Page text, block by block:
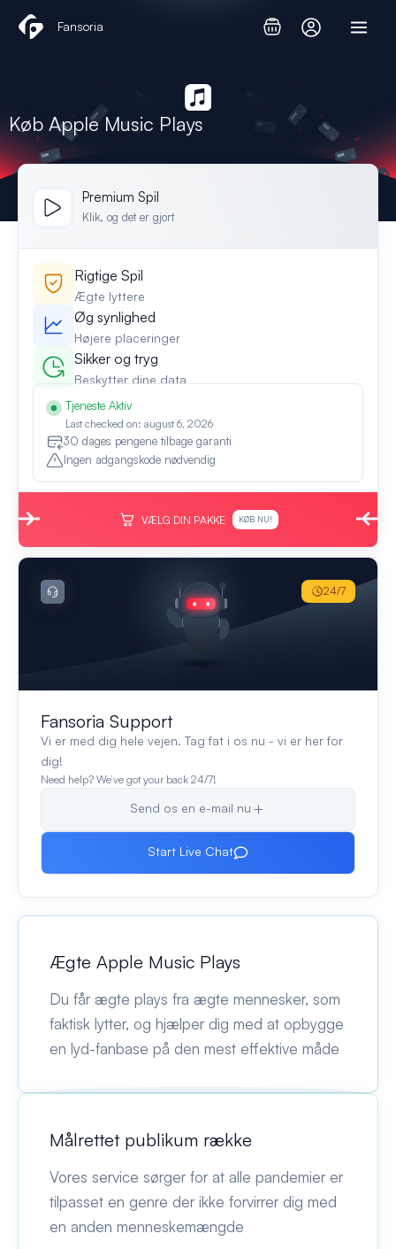
Fansoria
Køb Apple Music Plays
Premium Spil
Klik, og det er gjort
Rigtige Spil
Ægte lyttere
Øg synlighed
Højere placeringer
Sikker og tryg
Beskytter dine data
Tjeneste Aktiv
Last checked on: august 6, 2026
30 dages pengene tilbage garanti
Ingen adgangskode nødvendig
VÆLG DIN PAKKE KØB NU!
Fansoria Support
Vi er med dig hele vejen. Tag fat i os nu - vi er her for
dig!
Need help? We’ve got your back 24/7!
Send os en e-mail nu
Start Live Chat
24/7
Ægte Apple Music Plays
Du får ægte plays fra ægte mennesker, som
faktisk lytter, og hjælper dig med at opbygge
en lyd-fanbase på den mest effektive måde
Målrettet publikum række
Vores service sørger for at alle pandemier er
tilpasset en genre der ikke forvirrer dig med
en anden menneskemængde